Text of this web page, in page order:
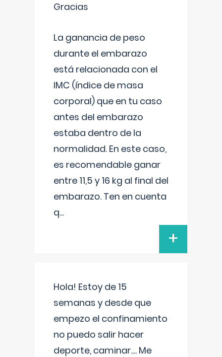
Gracias
La ganancia de peso
durante el embarazo
está relacionada con el
IMC (índice de masa
corporal) que en tu caso
antes del embarazo
estaba dentro de la
normalidad. En este caso,
es recomendable ganar
entre 11,5 y 16 kg al final del
embarazo. Ten en cuenta
q...
+
Hola! Estoy de 15
semanas y desde que
empezo el confinamiento
no puedo salir hacer
deporte, caminar.... Me